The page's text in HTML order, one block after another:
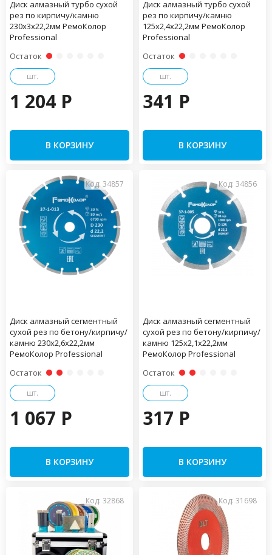
Диск алмазный турбо сухой
рез по кирпичу/камню
230х3х22,2мм РемоКолор
Professional
Остаток
шт.
1 204 P
В КОРЗИНУ
Диск алмазный турбо сухой
рез по кирпичу/камню
125х2,4х22,2мм РемоКолор
Professional
Остаток
шт.
341 P
В КОРЗИНУ
Код: 34857
Диск алмазный сегментный
сухой рез по бетону/кирпичу/
камню 230х2,6х22,2мм
РемоКолор Professional
Остаток
шт.
1 067 P
В КОРЗИНУ
Код: 34856
Диск алмазный сегментный
сухой рез по бетону/кирпичу/
камню 125х2,1х22,2мм
РемоКолор Professional
Остаток
шт.
317 P
В КОРЗИНУ
Код: 32868 Код: 31698